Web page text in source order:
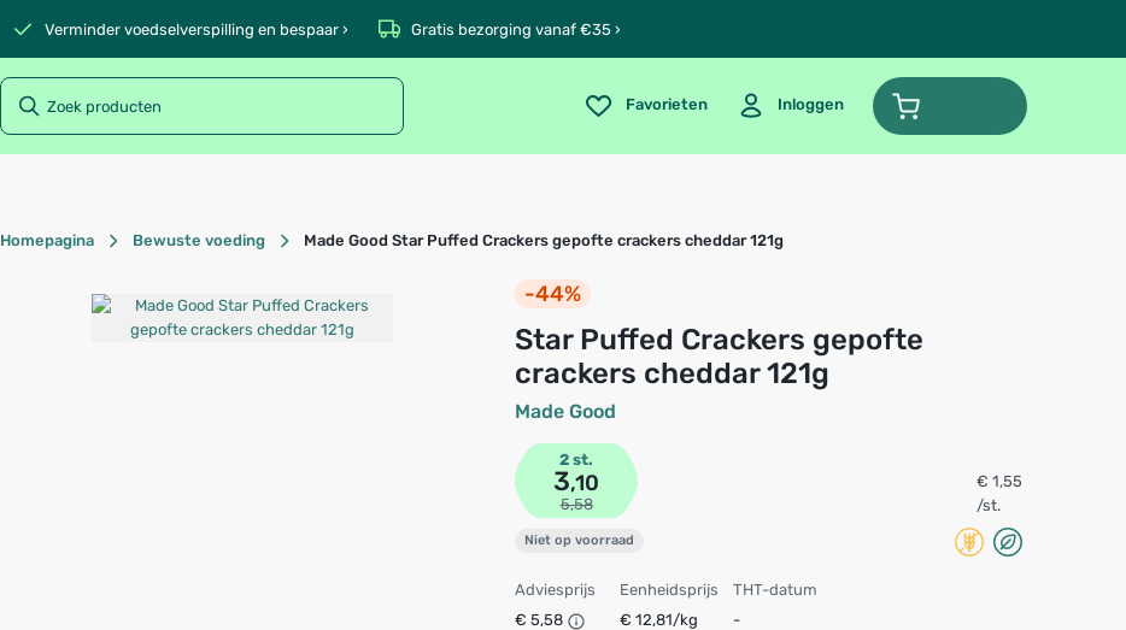
Verminder voedselverspilling en bespaar › Gratis bezorging vanaf €35 ›
Favorieten Inloggen
Homepagina Bewuste voeding Made Good Star Puffed Crackers gepofte crackers cheddar 121g
-44%
Star Puffed Crackers gepofte
crackers cheddar 121g
Made Good
2 st.
3,10
5,58
€ 1,55
/st.
Niet op voorraad
Adviesprijs
€ 5,58
Eenheidsprijs
€ 12,81/kg
THT-datum
-